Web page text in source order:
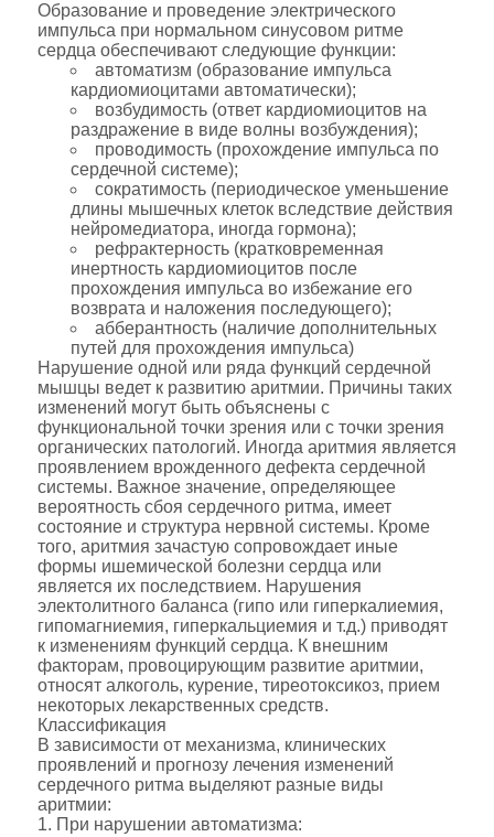
Образование и проведение электрического
импульса при нормальном синусовом ритме
сердца обеспечивают следующие функции:
автоматизм (образование импульса
кардиомиоцитами автоматически);
возбудимость (ответ кардиомиоцитов на
раздражение в виде волны возбуждения);
проводимость (прохождение импульса по
сердечной системе);
сократимость (периодическое уменьшение
длины мышечных клеток вследствие действия
нейромедиатора, иногда гормона);
рефрактерность (кратковременная
инертность кардиомиоцитов после
прохождения импульса во избежание его
возврата и наложения последующего);
абберантность (наличие дополнительных
путей для прохождения импульса)
Нарушение одной или ряда функций сердечной
мышцы ведет к развитию аритмии. Причины таких
изменений могут быть объяснены с
функциональной точки зрения или с точки зрения
органических патологий. Иногда аритмия является
проявлением врожденного дефекта сердечной
системы. Важное значение, определяющее
вероятность сбоя сердечного ритма, имеет
состояние и структура нервной системы. Кроме
того, аритмия зачастую сопровождает иные
формы ишемической болезни сердца или
является их последствием. Нарушения
электолитного баланса (гипо или гиперкалиемия,
гипомагниемия, гиперкальциемия и т.д.) приводят
к изменениям функций сердца. К внешним
факторам, провоцирующим развитие аритмии,
относят алкоголь, курение, тиреотоксикоз, прием
некоторых лекарственных средств.
Классификация
В зависимости от механизма, клинических
проявлений и прогнозу лечения изменений
сердечного ритма выделяют разные виды
аритмии:
1. При нарушении автоматизма: